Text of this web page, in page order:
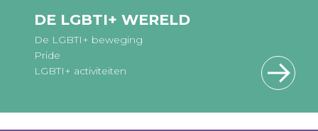
DE LGBTI+ WERELD
De LGBTI+ beweging
Pride
LGBTI+ activiteiten